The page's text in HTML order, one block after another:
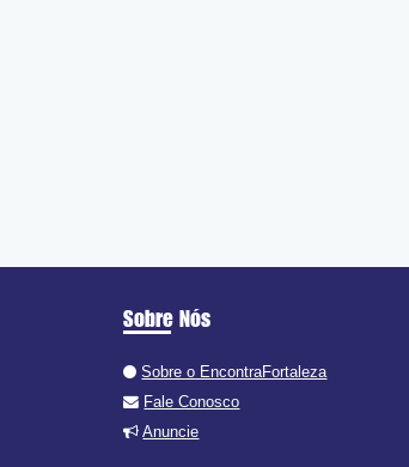
Sobre Nós
Sobre o EncontraFortaleza
Fale Conosco
Anuncie